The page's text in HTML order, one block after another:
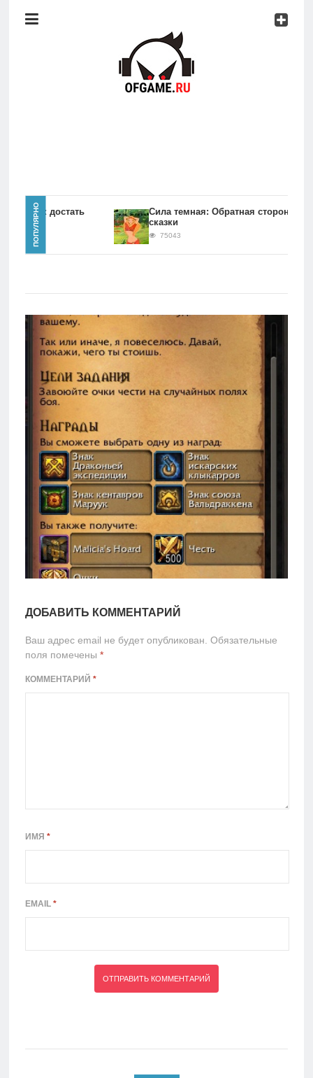
Консоли
Главная
игры
Мобильное
Культовые
игры
ПОПУЛЯРНО
Как достать
Сила темная: Обратная сторона
сказки
75043
ДОБАВИТЬ КОММЕНТАРИЙ
Ваш адрес email не будет опубликован. Обязательные
поля помечены *
КОММЕНТАРИЙ *
ИМЯ *
EMAIL *